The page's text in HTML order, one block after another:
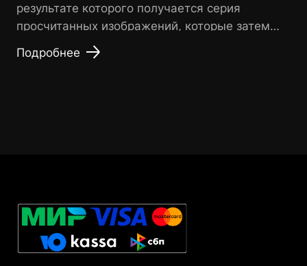
результате которого получается серия
просчитанных изображений, которые затем
преобразуются в
Подробнее